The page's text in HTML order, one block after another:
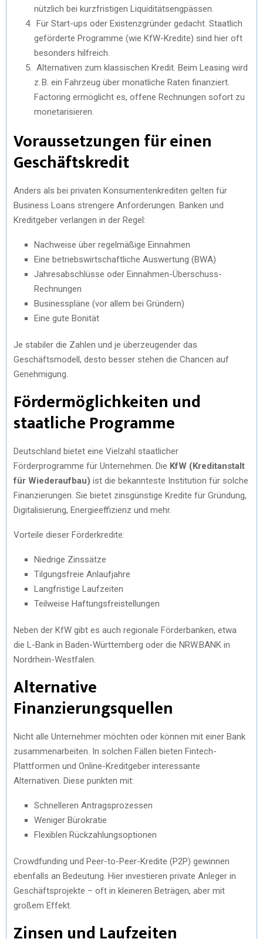
nützlich bei kurzfristigen Liquiditätsengpässen.
Für Start-ups oder Existenzgründer gedacht. Staatlich
geförderte Programme (wie KfW-Kredite) sind hier oft
besonders hilfreich.
Alternativen zum klassischen Kredit. Beim Leasing wird
z. B. ein Fahrzeug über monatliche Raten finanziert.
Factoring ermöglicht es, offene Rechnungen sofort zu
monetarisieren.
Voraussetzungen für einen
Geschäftskredit
Anders als bei privaten Konsumentenkrediten gelten für
Business Loans strengere Anforderungen. Banken und
Kreditgeber verlangen in der Regel:
Nachweise über regelmäßige Einnahmen
Eine betriebswirtschaftliche Auswertung (BWA)
Jahresabschlüsse oder Einnahmen-Überschuss-
Rechnungen
Businesspläne (vor allem bei Gründern)
Eine gute Bonität
Je stabiler die Zahlen und je überzeugender das
Geschäftsmodell, desto besser stehen die Chancen auf
Genehmigung.
Fördermöglichkeiten und
staatliche Programme
Deutschland bietet eine Vielzahl staatlicher
Förderprogramme für Unternehmen. Die KfW (Kreditanstalt
für Wiederaufbau) ist die bekannteste Institution für solche
Finanzierungen. Sie bietet zinsgünstige Kredite für Gründung,
Digitalisierung, Energieeffizienz und mehr.
Vorteile dieser Förderkredite:
Niedrige Zinssätze
Tilgungsfreie Anlaufjahre
Langfristige Laufzeiten
Teilweise Haftungsfreistellungen
Neben der KfW gibt es auch regionale Förderbanken, etwa
die L-Bank in Baden-Württemberg oder die NRW.BANK in
Nordrhein-Westfalen.
Alternative
Finanzierungsquellen
Nicht alle Unternehmer möchten oder können mit einer Bank
zusammenarbeiten. In solchen Fällen bieten Fintech-
Plattformen und Online-Kreditgeber interessante
Alternativen. Diese punkten mit:
Schnelleren Antragsprozessen
Weniger Bürokratie
Flexiblen Rückzahlungsoptionen
Crowdfunding und Peer-to-Peer-Kredite (P2P) gewinnen
ebenfalls an Bedeutung. Hier investieren private Anleger in
Geschäftsprojekte – oft in kleineren Beträgen, aber mit
großem Effekt.
Zinsen und Laufzeiten